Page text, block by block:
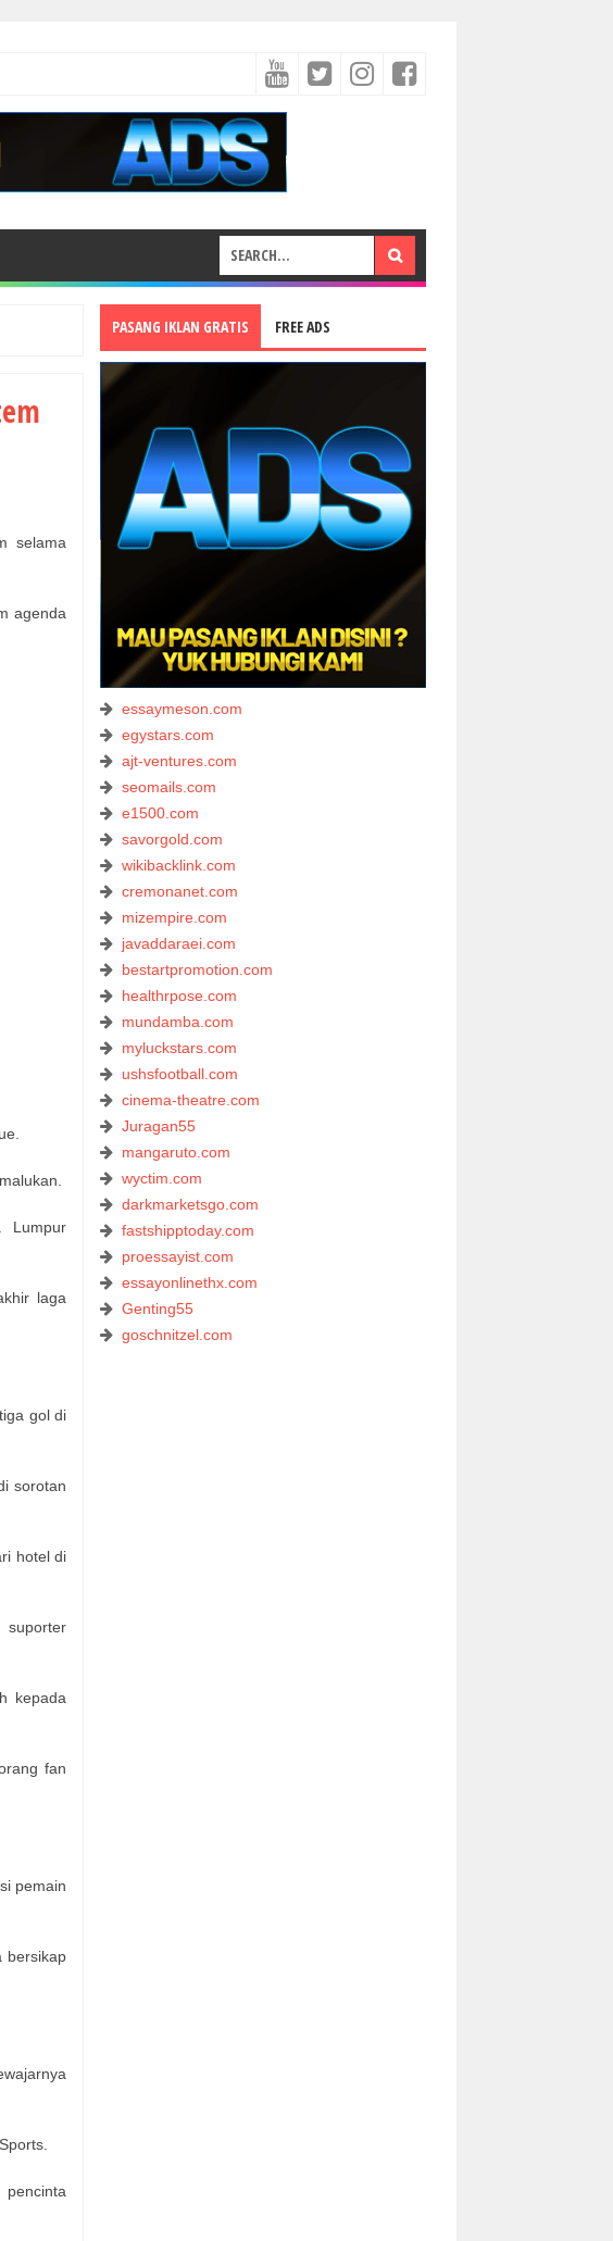
selama
agenda
Lumpur
laga
gol di
sorotan
hotel di
suporter
kepada
fan
pemain
bersikap
PASANG IKLAN GRATIS FREE ADS
essaymeson.com
egystars.com
ajt-ventures.com
seomails.com
e1500.com
savorgold.com
wikibacklink.com
cremonanet.com
mizempire.com
javaddaraei.com
bestartpromotion.com
healthrpose.com
mundamba.com
myluckstars.com
ushsfootball.com
cinema-theatre.com
Juragan55
mangaruto.com
wyctim.com
darkmarketsgo.com
fastshipptoday.com
proessayist.com
essayonlinethx.com
Genting55
goschnitzel.com